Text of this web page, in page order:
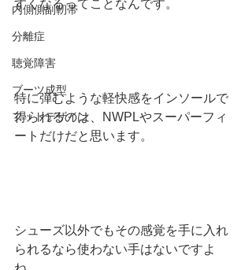
内側側副靭帯
分離症
聴覚障害
ブーツ成型
フットデザイン
すくなるってことなんです。
特に弾むような軽快感をインソールで
得られるのは、NWPLやスーパーフィ
ートだけだと思います。
シューズ以外でもその感覚を手に入れ
られるなら使わない手はないですよ